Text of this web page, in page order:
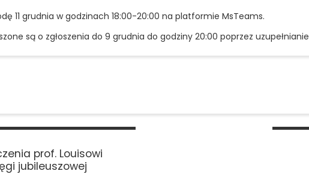
11 grudnia w godzinach 18:00-20:00 na platformie MsTeams.
są o zgłoszenia do 9 grudnia do godziny 20:00 poprzez uzupełnianie
prof. Louisowi
jubileuszowej